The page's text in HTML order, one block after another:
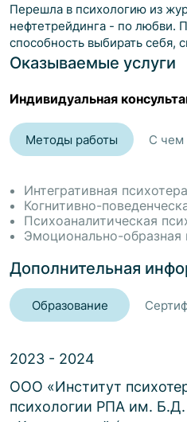
Перешла в психологию из
нефтетрейдинга - по любви.
способность выбирать себя,
чувствовать в себе опору и
Оказываемые услуги
Индивидуальная
Методы работы С чем
Интегративная
Когнитивно-
Психоаналитическая
Эмоционально-образная
Дополнительная
Образование
2023 - 2024
ООО «Институт
психологии РПА им. Б.Д.